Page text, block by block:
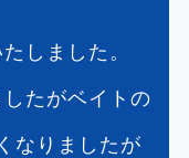
しました。
たがベイトの
なりましたが